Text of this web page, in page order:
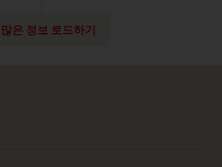
은 정보 로드하기